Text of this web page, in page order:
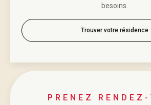
besoins.
Trouver votre résidence
PRENEZ RENDEZ-